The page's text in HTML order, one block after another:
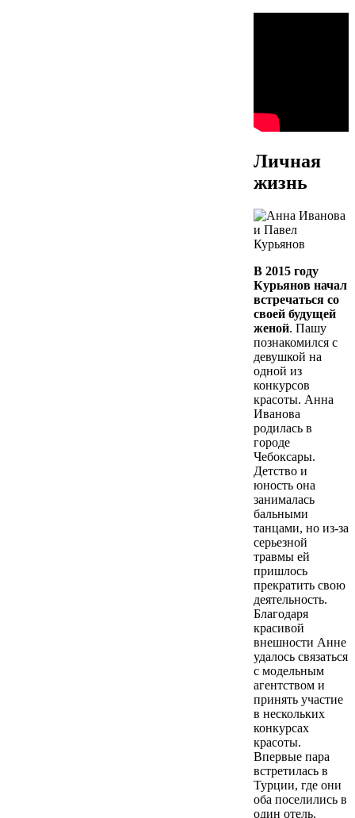
Личная
жизнь
В 2015 году
Курьянов начал
встречаться со
своей будущей
женой. Пашу
познакомился с
девушкой на
одной из
конкурсов
красоты. Анна
Иванова
родилась в
городе
Чебоксары.
Детство и
юность она
занималась
бальными
танцами, но из-за
серьезной
травмы ей
пришлось
прекратить свою
деятельность.
Благодаря
красивой
внешности Анне
удалось связаться
с модельным
агентством и
принять участие
в нескольких
конкурсах
красоты.
Впервые пара
встретилась в
Турции, где они
оба поселились в
один отель.